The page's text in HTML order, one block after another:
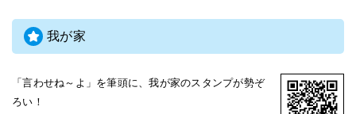
我が家
「言わせね～よ」を筆頭に、我が家のスタンプが勢ぞ
ろい！